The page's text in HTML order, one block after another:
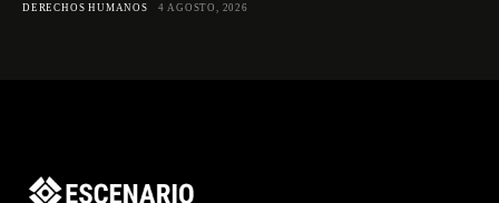
DERECHOS HUMANOS 4 AGOSTO, 2026